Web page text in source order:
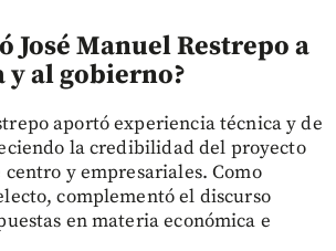
José Manuel Restrepo a
y al gobierno?
aportó experiencia técnica y de
la credibilidad del proyecto
centro y empresariales. Como
complementó el discurso
en materia económica e